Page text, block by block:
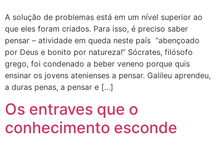
A solução de problemas está em um nível superior ao
que eles foram criados. Para isso, é preciso saber
pensar – atividade em queda neste país “abençoado
por Deus e bonito por natureza!” Sócrates, filósofo
grego, foi condenado a beber veneno porque quis
ensinar os jovens atenienses a pensar. Galileu aprendeu,
a duras penas, a pensar e […]
Os entraves que o
conhecimento esconde